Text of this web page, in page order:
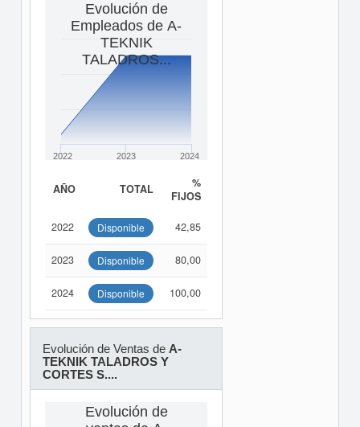
Evolución de
Empleados de A-
TEKNIK
TALADROS...
2022 2023 2024
AÑO TOTAL
%
FIJOS
2022 Disponible 42,85
2023 Disponible 80,00
2024 Disponible 100,00
Evolución de Ventas de A-
TEKNIK TALADROS Y
CORTES S....
Evolución de